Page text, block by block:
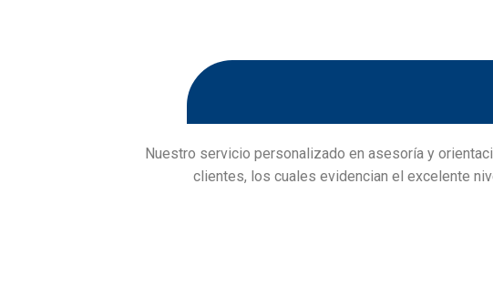
Nuestro servicio personalizado en asesoría y
clientes, los cuales evidencian el excelente